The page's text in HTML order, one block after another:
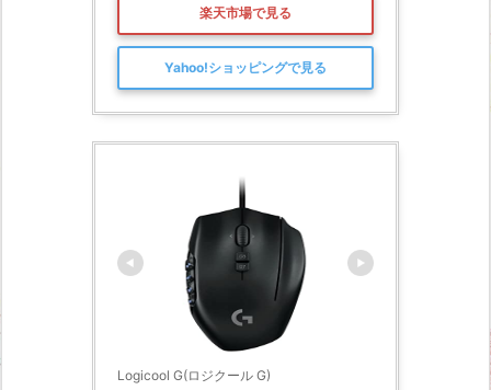
楽天市場で見る
Yahoo!ショッピングで見る
Logicool G(ロジクール G)